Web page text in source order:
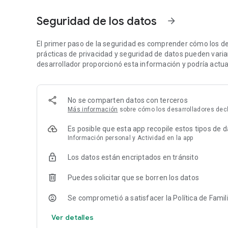
emociones y rutinas cotidianas.
- No adictiva. Diseñada para fomentar la atención plena,
- Retos adaptados al ritmo de cada niño. Cada juego se
- Motivación sin presión a través del juego.
BENEFICIOS REALES PARA TUS HIJOS
Con Kokoro, tus hijos experimentarán beneficios reales
significativa en su autonomía y confianza, mientras
comprensión más profunda del mundo que los rodea.
cuidado y autocuidado. Cada desafío superado
Apoyada por The LEGO Foundation y validada en
Ideal para familias y profesionales que buscan una app
Seguridad de los datos arrow_forward
El primer paso de la seguridad es comprender cómo los
prácticas de privacidad y seguridad de datos pueden
desarrollador proporcionó esta información y podría
No se comparten datos con terceros
Más información sobre cómo los desarrolladores
Es posible que esta app recopile estos tipos de
Información personal y Actividad en la app
Los datos están encriptados en tránsito
Puedes solicitar que se borren los datos
Se comprometió a satisfacer la Política de
Ver detalles